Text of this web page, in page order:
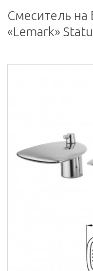
Смеситель на
«Lemark»